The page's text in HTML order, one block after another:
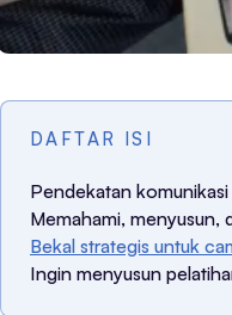
DAFTAR ISI
Pendekatan
Memahami, menyusun,
Bekal strategis untuk
Ingin menyusun